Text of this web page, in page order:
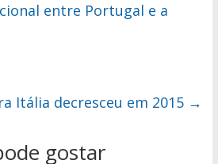
entre Portugal e a
Itália decresceu em 2015 →
gostar